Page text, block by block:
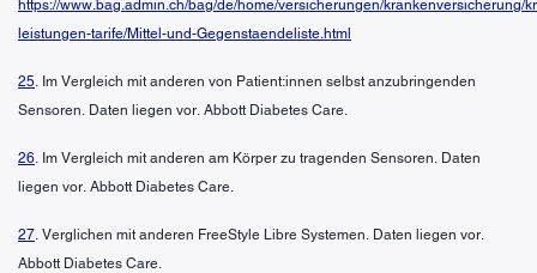
https://www.bag.admin.ch/bag/de/home/versicherungen/krankenversicherung/
leistungen-tarife/Mittel-und-Gegenstaendeliste.html
25. Im Vergleich mit anderen von Patient:innen selbst anzubringenden
Sensoren. Daten liegen vor. Abbott Diabetes Care.
26. Im Vergleich mit anderen am Körper zu tragenden Sensoren. Daten
liegen vor. Abbott Diabetes Care.
27. Verglichen mit anderen FreeStyle Libre Systemen. Daten liegen vor.
Abbott Diabetes Care.